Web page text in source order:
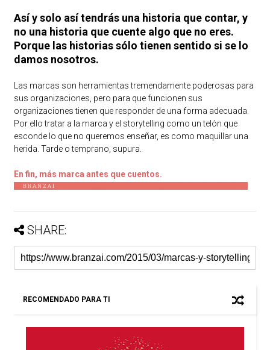
Así y solo así tendrás una historia que contar, y
no una historia que cuente algo que no eres.
Porque las historias sólo tienen sentido si se lo
damos nosotros.
Las marcas son herramientas tremendamente poderosas para
sus organizaciones, pero para que funcionen sus
organizaciones tienen que responder de una forma adecuada.
Por ello tratar a la marca y el storytelling como un telón que
esconde lo que no queremos enseñar, es como maquillar una
herida. Tarde o temprano, supura.
En fin, más marca antes que cuentos.
SHARE:
RECOMENDADO PARA TI